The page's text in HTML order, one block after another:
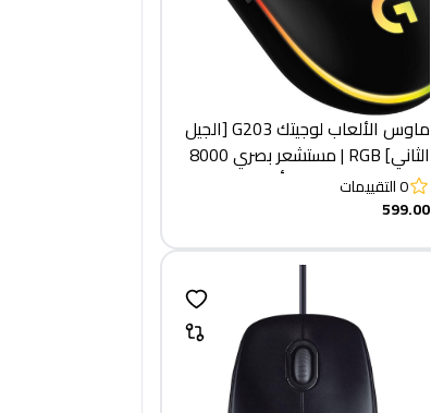
ماوس الألعاب لوجيتك G203 [الجيل
الثاني] RGB | مستشعر بصري 8000
نقطة في البوصة | 6 أزرار قابلة
للبرمجة
0التقييمات
599.00